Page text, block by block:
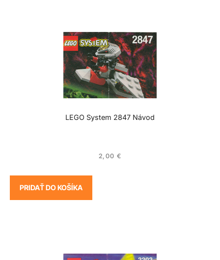
LEGO System 2847 Návod
2,00 €
PRIDAŤ DO KOŠÍKA